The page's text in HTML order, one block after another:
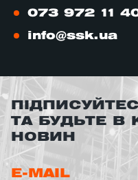
073 972 11
info@ssk.ua
ТА БУДЬТЕ В
НОВИН
E-MAIL